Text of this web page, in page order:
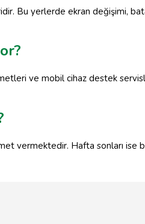
Bu yerlerde ekran değişimi,
ve mobil cihaz destek
vermektedir. Hafta sonları ise